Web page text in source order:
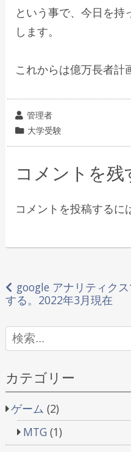
という事で、今日を持
します。
これからは億万長者計
投
稿
者
管理者
カ
テ
リ
大学受験
コメントを残
コメントを投稿するに
稿
ナ
ビ
ー
シ
ョ
google アナリティク
する。2022年3月現在
カテゴリー
ゲーム (2)
MTG(1)